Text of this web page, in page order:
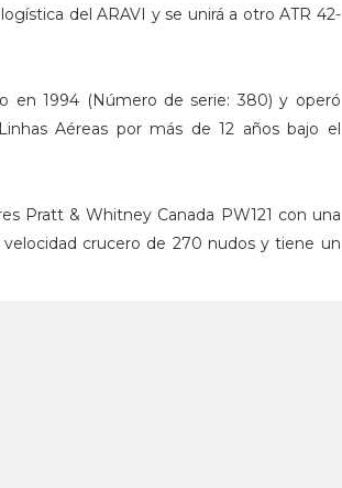
del ARAVI y se unirá a otro ATR 42-
en 1994 (Número de serie: 380) y operó
Aéreas por más de 12 años bajo el
Pratt & Whitney Canada PW121 con una
crucero de 270 nudos y tiene un